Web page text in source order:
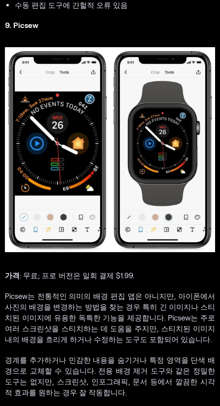
수동 편집 도구에 간헐적 오류 있음
9. Picsew
가격: 무료; 프로 버전은 일회 결제 $1.99.
Picsew는 전통적인 의미의 배경 편집 앱은 아니지만, 아이폰에서
사진의 배경을 변경하는 방법을 찾는 경우 특히 긴 이미지나 스티
치된 이미지에 유용한 독특한 기능을 제공합니다. Picsew는 주로
여러 스크린샷을 스티치하는 데 도움을 주지만, 스티치된 이미지
내의 배경을 흐리게 하거나 수정하는 도구도 포함되어 있습니다.
경계를 추가하거나 민감한 내용을 숨기거나 특정 영역을 단색 배
경으로 교체할 수 있습니다. 전용 배경 제거 도구와 같은 정밀한
도구는 없지만, 스크린샷, 인포그래픽, 문서 등에서 깔끔한 시각
적 효과를 원하는 경우 잘 작동합니다.